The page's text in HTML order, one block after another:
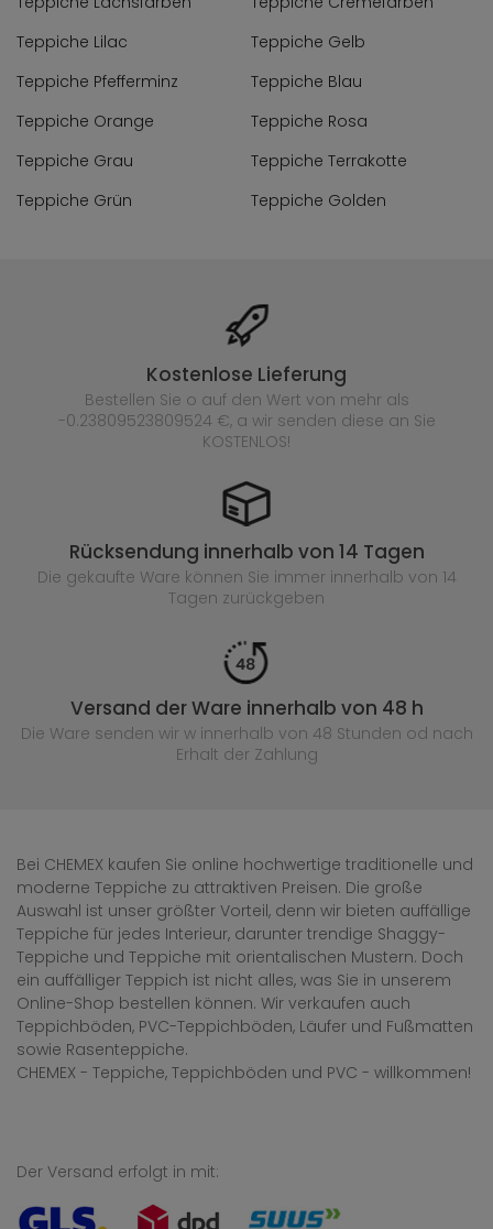
Teppiche Lilac
Teppiche Gelb
Teppiche Pfefferminz
Teppiche Blau
Teppiche Orange
Teppiche Rosa
Teppiche Grau
Teppiche Terrakotte
Teppiche Grün
Teppiche Golden
Kostenlose Lieferung
Bestellen Sie o auf den Wert von mehr als
-0.23809523809524 €, a wir senden diese an Sie
KOSTENLOS!
Rücksendung innerhalb von 14 Tagen
Die gekaufte Ware können Sie immer innerhalb von 14
Tagen zurückgeben
Versand der Ware innerhalb von 48 h
Die Ware senden wir w innerhalb von 48 Stunden od nach
Erhalt der Zahlung
Bei CHEMEX kaufen Sie online hochwertige traditionelle und
moderne Teppiche zu attraktiven Preisen. Die große
Auswahl ist unser größter Vorteil, denn wir bieten auffällige
Teppiche für jedes Interieur, darunter trendige Shaggy-
Teppiche und Teppiche mit orientalischen Mustern. Doch
ein auffälliger Teppich ist nicht alles, was Sie in unserem
Online-Shop bestellen können. Wir verkaufen auch
Teppichböden, PVC-Teppichböden, Läufer und Fußmatten
sowie Rasenteppiche.
CHEMEX - Teppiche, Teppichböden und PVC - willkommen!
Der Versand erfolgt in mit: